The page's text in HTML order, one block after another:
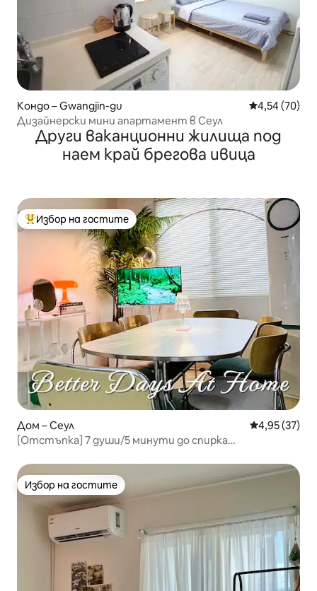
Кондо – Gwangjin-gu Средна
4,54 (70)
Дизайнерски мини апартамент в Сеул
Други ваканционни жилища под
наем край брегова ивица
Най-популярен избор на гостите
Избор на гостите
Дом – Сеул Средна
4,95 (37)
[Отстъпка] 7 души/5 минути до спирка
2/Сунгсу/Кунки/Джамшил/KSPO/Хонгде/Гангнам/
Пьонджи
Избор на гостите
Избор на гостите